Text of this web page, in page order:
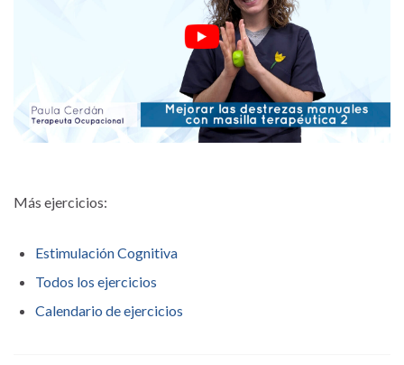
Más ejercicios:
Estimulación Cognitiva
Todos los ejercicios
Calendario de ejercicios